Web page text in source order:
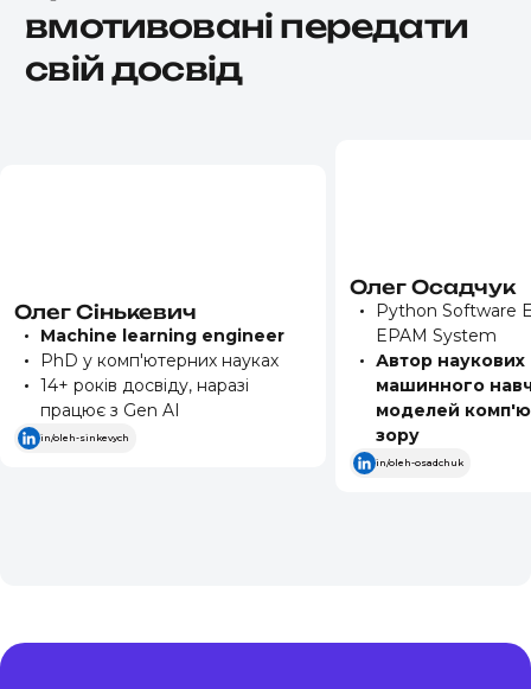
вмотивовані передати
свій досвід
Олег Сінькевич
Machine learning engineer
PhD у комп'ютерних науках
14+ років досвіду, наразі
працює з Gen AI
in/oleh-sinkevych
Олег Осадчук
Python Software
EPAM System
Автор наукових
машинного
моделей
зору
in/oleh-osadchuk